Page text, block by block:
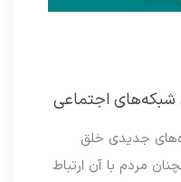
شبکه‌های اجتماعی
جدیدی خلق
مردم با آن ارتباط